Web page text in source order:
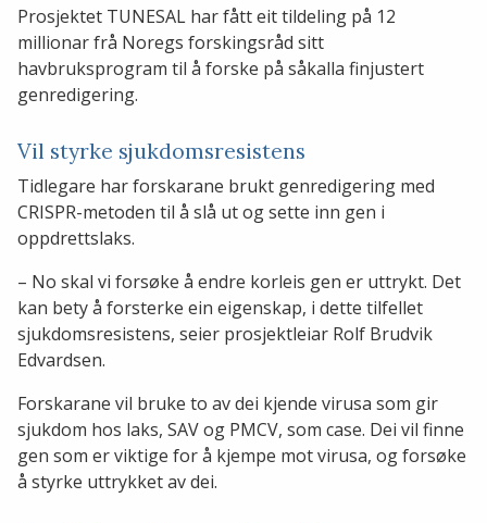
Prosjektet TUNESAL har fått eit tildeling på 12
millionar frå Noregs forskingsråd sitt
havbruksprogram til å forske på såkalla finjustert
genredigering.
Vil styrke sjukdomsresistens
Tidlegare har forskarane brukt genredigering med
CRISPR-metoden til å slå ut og sette inn gen i
oppdrettslaks.
– No skal vi forsøke å endre korleis gen er uttrykt. Det
kan bety å forsterke ein eigenskap, i dette tilfellet
sjukdomsresistens, seier prosjektleiar Rolf Brudvik
Edvardsen.
Forskarane vil bruke to av dei kjende virusa som gir
sjukdom hos laks, SAV og PMCV, som case. Dei vil finne
gen som er viktige for å kjempe mot virusa, og forsøke
å styrke uttrykket av dei.